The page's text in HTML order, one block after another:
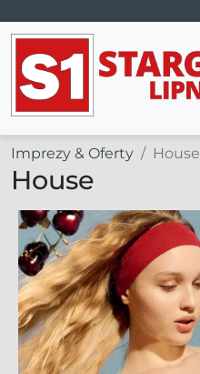
Main Navigation
Imprezy & Oferty House
House